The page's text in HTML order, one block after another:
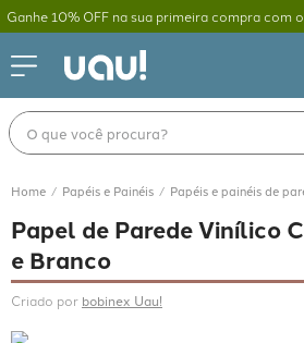
Ganhe 10% OFF na sua primeira compra com
O que você procura?
Papéis e Painéis Papéis e painéis de
Papel de Parede Vinílico
e Branco
Criado por bobinex Uau!